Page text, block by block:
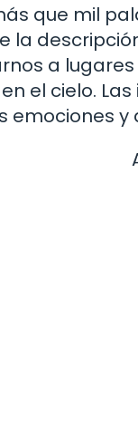
que mil
la
a
el cielo.